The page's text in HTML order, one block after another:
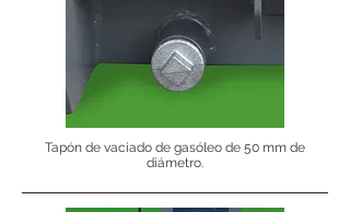
Tapón de vaciado de gasóleo de 50 mm de
diámetro.